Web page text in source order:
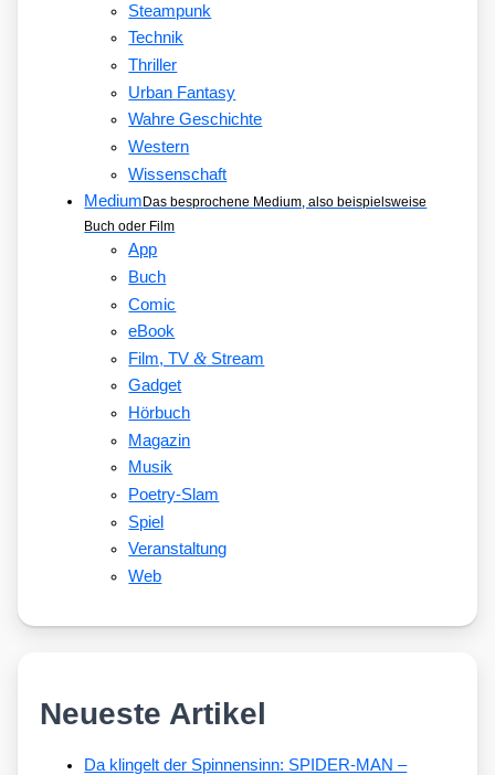
Steampunk
Technik
Thriller
Urban Fantasy
Wahre Geschichte
Western
Wissenschaft
Medium Das besprochene Medium, also beispielsweise
Buch oder Film
App
Buch
Comic
eBook
Film, TV&Stream
Gadget
Hörbuch
Magazin
Musik
Poetry-Slam
Spiel
Veranstaltung
Web
Neueste Artikel
Da klingelt der Spinnensinn: SPIDER-MAN –